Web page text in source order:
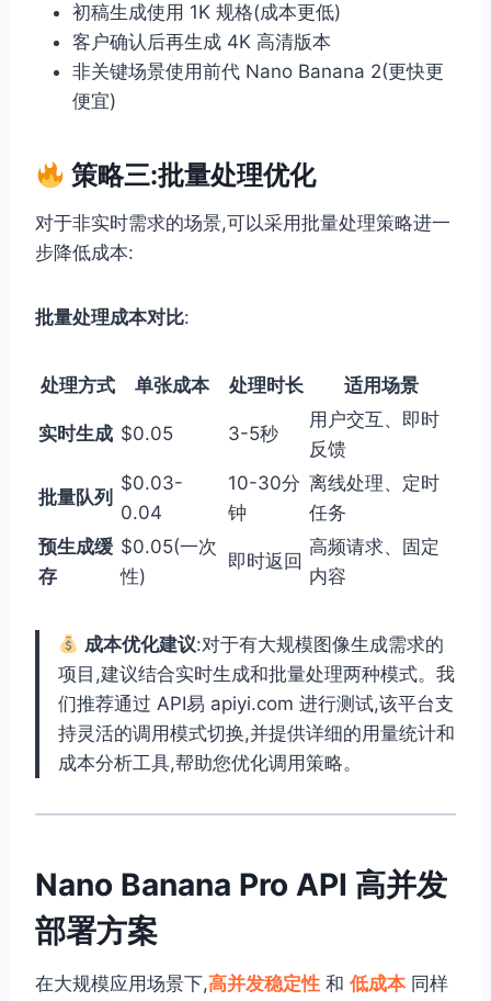
初稿生成使用 1K 规格(成本更低)
客户确认后再生成 4K 高清版本
非关键场景使用前代 Nano Banana 2(更快更
便宜)
策略三:批量处理优化
对于非实时需求的场景,可以采用批量处理策略进一
步降低成本:
批量处理成本对比:
处理方式 单张成本 处理时长 适用场景
实时生成 $0.05 3-5秒
用户交互、即时
反馈
批量队列
$0.03-
0.04
10-30分
钟
离线处理、定时
任务
预生成缓
存
$0.05(一次
性)
即时返回
高频请求、固定
内容
成本优化建议:对于有大规模图像生成需求的
项目,建议结合实时生成和批量处理两种模式。我
们推荐通过 API易 apiyi.com 进行测试,该平台支
持灵活的调用模式切换,并提供详细的用量统计和
成本分析工具,帮助您优化调用策略。
Nano Banana Pro API 高并发
部署方案
在大规模应用场景下,高并发稳定性 和 低成本同样